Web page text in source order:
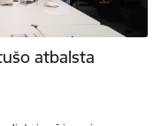
atbalsta